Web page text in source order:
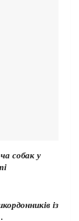
собак у
із